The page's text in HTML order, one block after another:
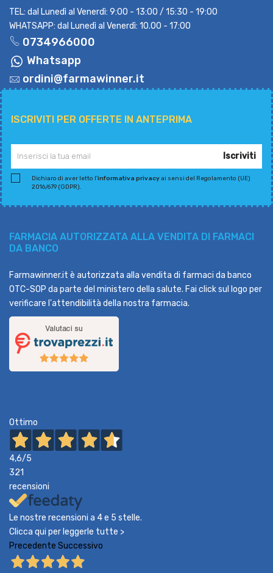
TEL: dal Lunedì al Venerdì: 9:00 - 13:00 / 15:30 - 19:00
WHATSAPP: dal Lunedì al Venerdì: 10.00 - 17:00
0734966000
Whatsapp
ordini@farmawinner.it
ISCRIVITI PER OFFERTE IN ANTEPRIMA
Iscriviti
Dichiaro di aver letto l'informativa privacyai sensi del Regolamento (UE)
2016/679 (GDPR).
FARMACIA AUTORIZZATA ALLA VENDITA DI FARMACI
DA BANCO
Farmawinner.it è autorizzata alla vendita di farmaci da banco
OTC-SOP da parte del ministero della salute. Fai click sul logo per
verificare l'attendibilità della nostra farmacia.
Ottimo
4,6/5
321
recensioni
Le nostre recensioni a 4 e 5 stelle.
Clicca qui per leggerle tutte >
Precedente Successivo